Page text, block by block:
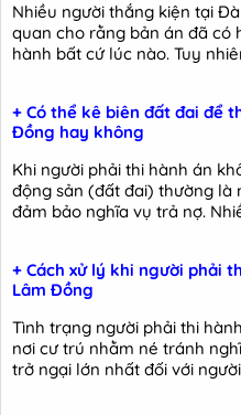
Nhiều người thắng kiện tại
quan cho rằng bản án đã có
hành bất cứ lúc nào. Tuy
+ Có thể kê biên đất đai để
Đồng hay không
Khi người phải thi hành án
động sản (đất đai) thường là
đảm bảo nghĩa vụ trả nợ.
+ Cách xử lý khi người phải
Lâm Đồng
Tình trạng người phải thi
nơi cư trú nhằm né tránh
trở ngại lớn nhất đối với